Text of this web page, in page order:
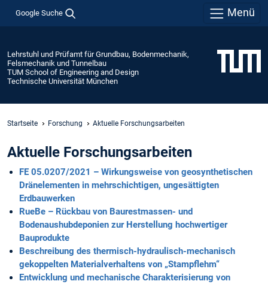
Google Suche Menü
Lehrstuhl und Prüfamt für Grundbau, Bodenmechanik,
Felsmechanik und Tunnelbau
TUM School of Engineering and Design
Technische Universität München
Startseite Forschung Aktuelle Forschungsarbeiten
Aktuelle Forschungsarbeiten
FE 05.0207/2021 – Wirkungsweise von geosynthetischen
Dränelementen in mehrschichtigen, ungesättigten
Erdbauwerken
RueBe – Rückbau von Baurestmassen- und
Bodenaushubdeponien zur Herstellung hochwertiger
Bauprodukte
Beschreibung des thermisch-hydraulisch-mechanisch
gekoppelten Materialverhaltens von „Stampflehm“
Entwicklung und mechanische Charakterisierung von